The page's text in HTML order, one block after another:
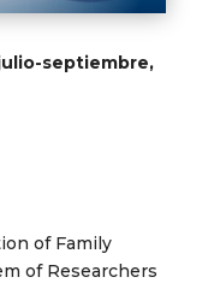
septiembre,
of Family
of Researchers